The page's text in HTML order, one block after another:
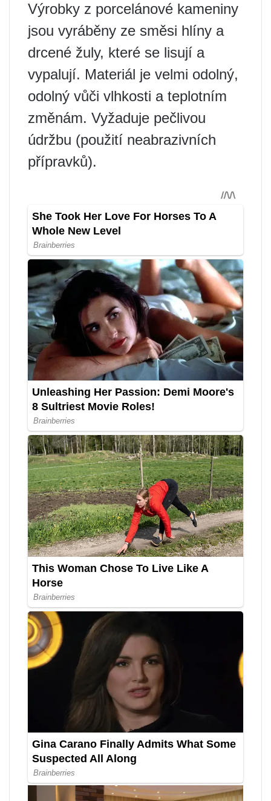
Výrobky z porcelánové kameniny
jsou vyráběny ze směsi hlíny a
drcené žuly, které se lisují a
vypalují. Materiál je velmi odolný,
odolný vůči vlhkosti a teplotním
změnám. Vyžaduje pečlivou
údržbu (použití neabrazivních
přípravků).